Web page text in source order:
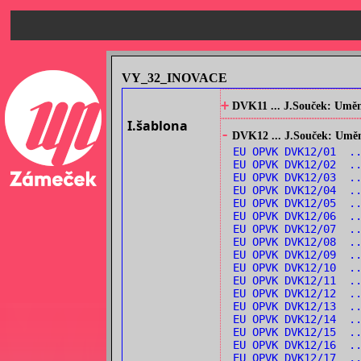
VY_32_INOVACE
I.šablona
+ DVK11 ... J.Souček:
- DVK12 ... J.Souček:
EU OPVK DVK12/01
EU OPVK DVK12/02
EU OPVK DVK12/03
EU OPVK DVK12/04 ...
EU OPVK DVK12/05 ...
EU OPVK DVK12/06 ...
EU OPVK DVK12/07 ...
EU OPVK DVK12/08 ...
EU OPVK DVK12/09
EU OPVK DVK12/10 ...
EU OPVK DVK12/11
EU OPVK DVK12/12
EU OPVK DVK12/13
EU OPVK DVK12/14 ...
EU OPVK DVK12/15
EU OPVK DVK12/16
EU OPVK DVK12/17